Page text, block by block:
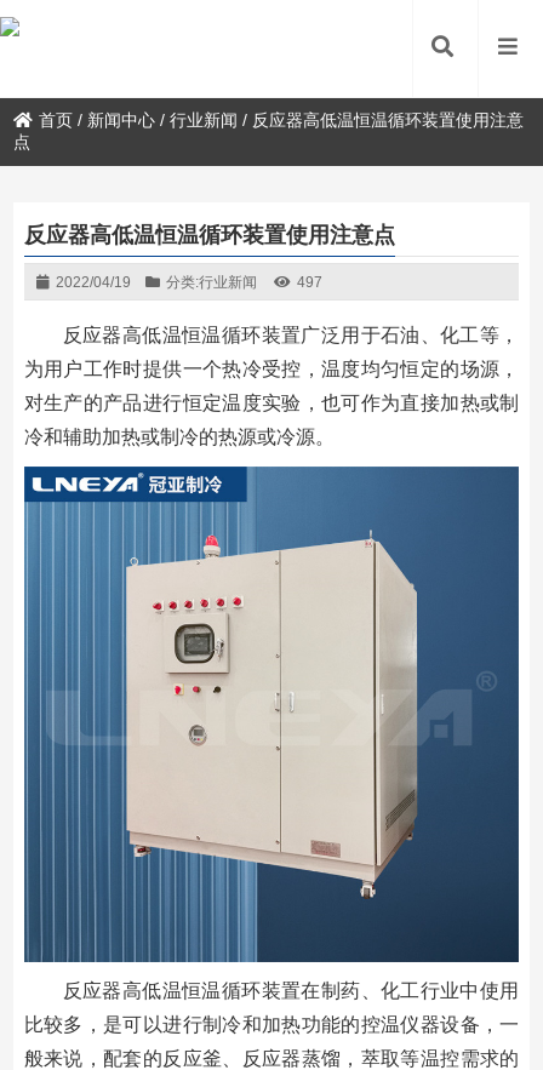
首页 / 新闻中心 /行业新闻 / 反应器高低温恒温循环装置使用注意
点
反应器高低温恒温循环装置使用注意点
2022/04/19 分类:行业新闻 497
反应器高低温恒温循环装置广泛用于石油、化工等，
为用户工作时提供一个热冷受控，温度均匀恒定的场源，
对生产的产品进行恒定温度实验，也可作为直接加热或制
冷和辅助加热或制冷的热源或冷源。
反应器高低温恒温循环装置在制药、化工行业中使用
比较多，是可以进行制冷和加热功能的控温仪器设备，一
般来说，配套的反应釜、反应器蒸馏，萃取等温控需求的